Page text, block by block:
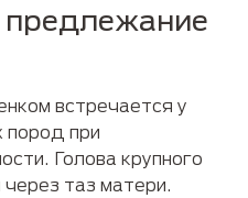
предлежание
встречается у
пород при
Голова крупного
таз матери.